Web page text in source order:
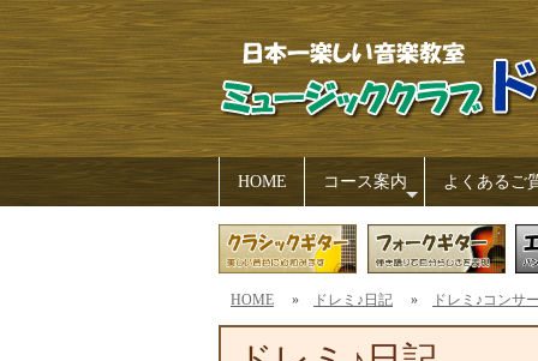
HOME コース案内 よくあるご
HOME » ドレミ♪日記 » ドレミ♪コンサ